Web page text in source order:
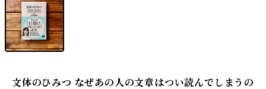
文体のひみつ なぜあの人の文章はつい読んでしまうの